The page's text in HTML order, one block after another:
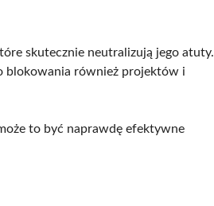
skutecznie neutralizują jego atuty.
blokowania również projektów i
to być naprawdę efektywne